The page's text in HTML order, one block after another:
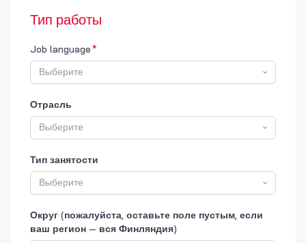
Тип работы
Job language
Отрасль
Тип занятости
Округ (пожалуйста, оставьте поле пустым, если
ваш регион — вся Финляндия)